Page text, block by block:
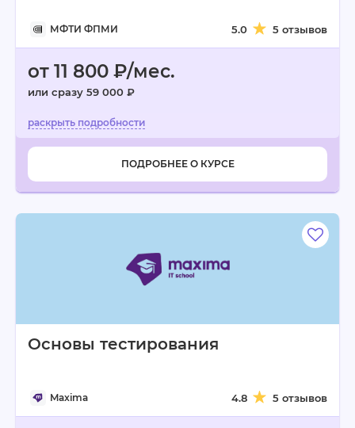
МФТИ ФПМИ 5.0 5 отзывов
от 11 800 ₽/мес.
или сразу 59 000 ₽
ПОДРОБНЕЕ О КУРСЕ
Основы тестирования
Maxima 4.8 5 отзывов